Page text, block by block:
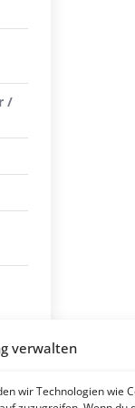
verwalten
wir Technologien wie
/